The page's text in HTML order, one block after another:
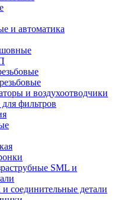
и автоматика
и воздухоотводчики
фильтров
SML и
соединительные детали